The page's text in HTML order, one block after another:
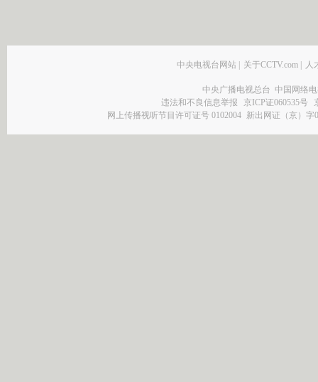
中央电视台网站 关于CCTV.com 人
中央广播电视总台 中国网络
违法和不良信息举报
京ICP证060535号
网上传播视听节目许可证号 0102004 新出网证（京）